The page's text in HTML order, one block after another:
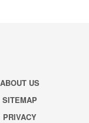
ABOUT US
SITEMAP
PRIVACY